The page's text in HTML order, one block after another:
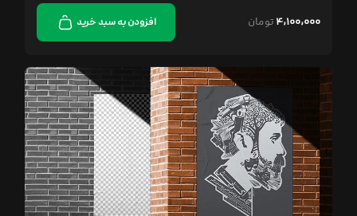
۴,۱۰۰,۰۰۰ تومان افزودن به سبد خرید